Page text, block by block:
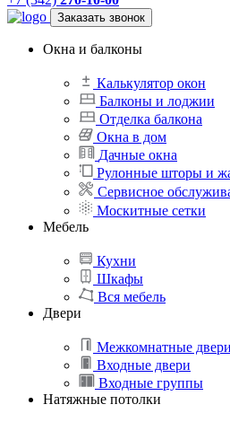
Заказать звонок
Окна и балконы
Калькулятор окон
Балконы и лоджии
Отделка балкона
Окна в дом
Дачные окна
Рулонные шторы и
Сервисное
Москитные сетки
Мебель
Кухни
Шкафы
Вся мебель
Двери
Межкомнатные двери
Входные двери
Входные группы
Натяжные потолки